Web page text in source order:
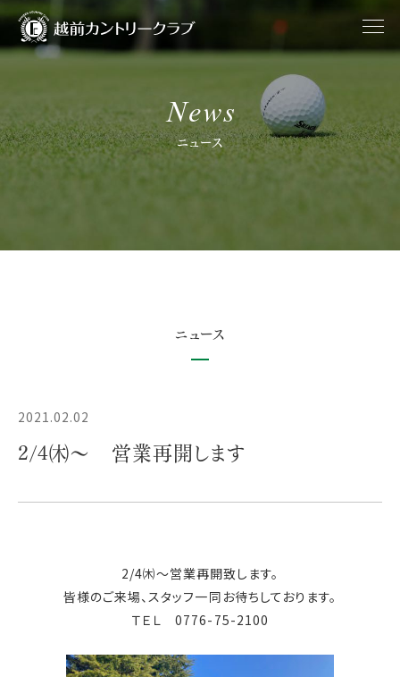
News
ニュース
ニュース
2021.02.02
2/4㈭～ 営業再開します
2/4㈭～営業再開致します。
皆様のご来場、スタッフ一同お待ちしております。
ＴＥＬ 0776-75-2100